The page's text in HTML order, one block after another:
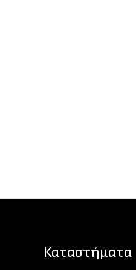
Καταστήματα